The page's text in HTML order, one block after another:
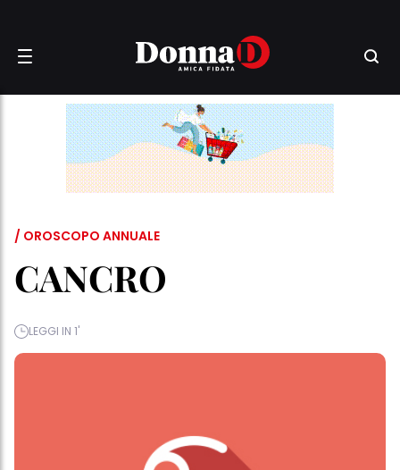
/ OROSCOPO ANNUALE
CANCRO
LEGGI IN 1'